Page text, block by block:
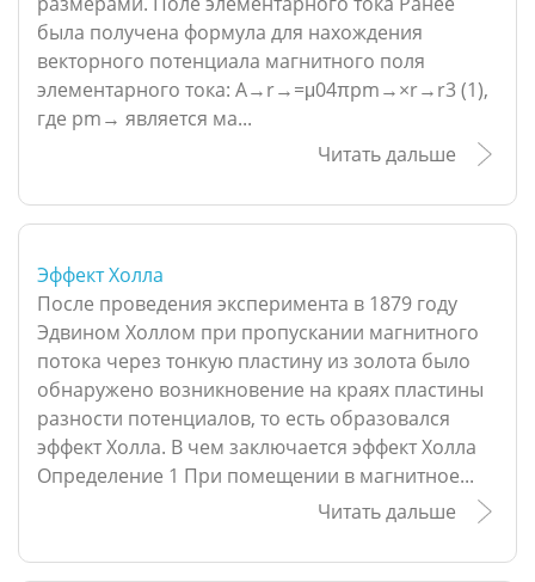
была получена формула для нахождения
векторного потенциала магнитного поля
элементарного тока: A→r→=μ04πpm→×r→r3 (1),
где pm→ является ма...
Читать дальше
Эффект Холла
После проведения эксперимента в 1879 году
Эдвином Холлом при пропускании магнитного
потока через тонкую пластину из золота было
обнаружено возникновение на краях пластины
разности потенциалов, то есть образовался
эффект Холла. В чем заключается эффект Холла
Определение 1 При помещении в магнитное...
Читать дальше